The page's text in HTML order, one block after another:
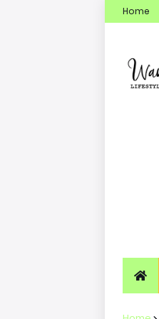
Home